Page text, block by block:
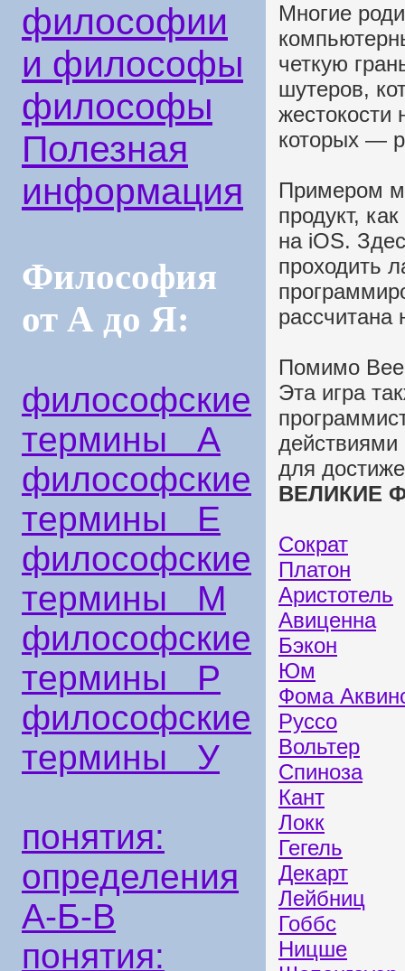
философии
и философы
философы
Полезная
информация
Философия
от А до Я:
философские
термины А
философские
термины Е
философские
термины М
философские
термины Р
философские
термины У
понятия:
определения
А-Б-В
понятия:
Многие
четкую
шутеров,
жестокости
которых —
Примером
продукт,
на iOS.
проходить
рассчитана
Помимо
Эта игра
действиями
для
ВЕЛИКИЕ
Сократ
Платон
Аристотель
Авиценна
Бэкон
Юм
Фома
Руссо
Вольтер
Спиноза
Кант
Локк
Гегель
Декарт
Лейбниц
Гоббс
Ницше